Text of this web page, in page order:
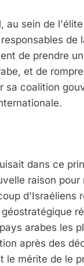
au sein de
de
de prendre
et de
coalition
dans ce
raison
d'Israéliens
arabes les
après des
mérite de le